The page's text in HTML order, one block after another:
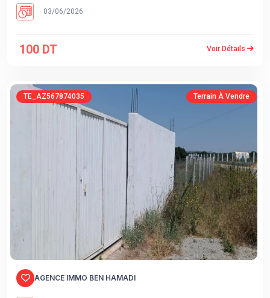
03/06/2026
100 DT Voir Détails
TE_AZ567874035 Terrain À Vendre
AGENCE IMMO BEN HAMADI